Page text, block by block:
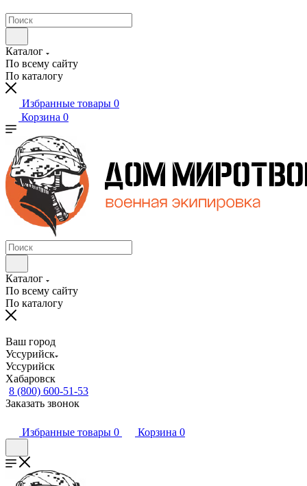
Каталог
По всему сайту
По каталогу
Избранные товары 0
Корзина 0
Каталог
По всему сайту
По каталогу
Ваш город
Уссурийск
Уссурийск
Хабаровск
8 (800) 600-51-53
Заказать звонок
Избранные товары 0 Корзина 0